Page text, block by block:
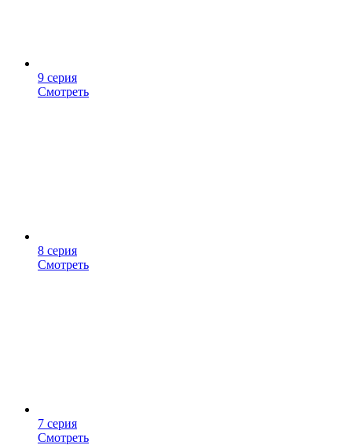
9 серия
Смотреть
8 серия
Смотреть
7 серия
Смотреть